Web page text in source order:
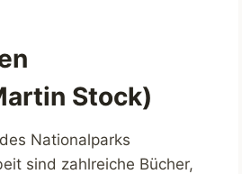
Stock)
Nationalparks
sind zahlreiche Bücher,